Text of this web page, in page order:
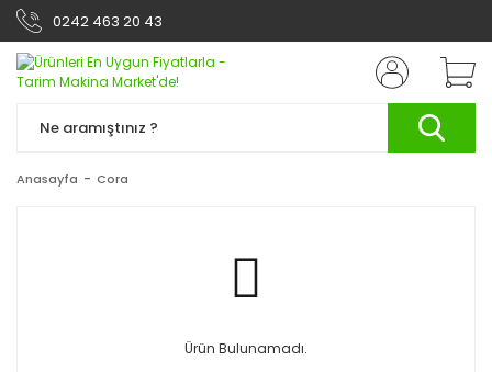
0242 463 20 43
Anasayfa Cora
Ürün Bulunamadı.